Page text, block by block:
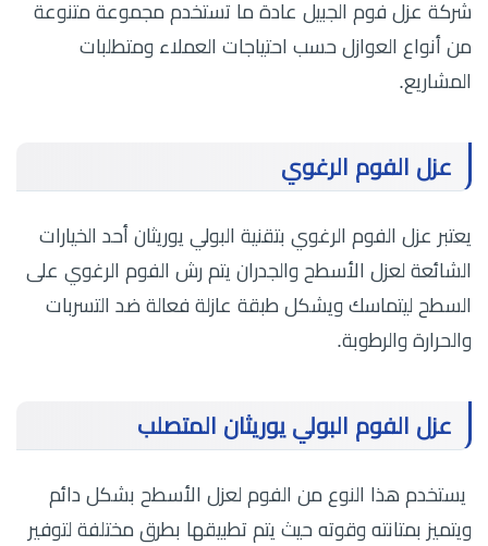
شركة عزل فوم الجبيل عادة ما تستخدم مجموعة متنوعة
من أنواع العوازل حسب احتياجات العملاء ومتطلبات
المشاريع.
عزل الفوم الرغوي
يعتبر عزل الفوم الرغوي بتقنية البولي يوريثان أحد الخيارات
الشائعة لعزل الأسطح والجدران يتم رش الفوم الرغوي على
السطح ليتماسك ويشكل طبقة عازلة فعالة ضد التسربات
والحرارة والرطوبة.
عزل الفوم البولي يوريثان المتصلب
يستخدم هذا النوع من الفوم لعزل الأسطح بشكل دائم
ويتميز بمتانته وقوته حيث يتم تطبيقها بطرق مختلفة لتوفير